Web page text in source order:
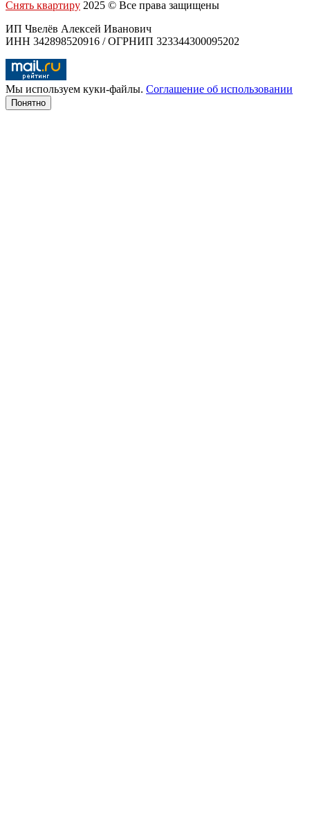
Снять квартиру 2025 © Все права защищены
ИП Чвелёв Алексей Иванович
ИНН 342898520916 / ОГРНИП 323344300095202
Мы используем куки-файлы. Соглашение об использовании
Понятно